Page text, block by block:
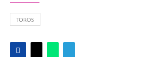
TOROS